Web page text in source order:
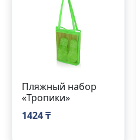
Пляжный набор
«Тропики»
1424 ₸